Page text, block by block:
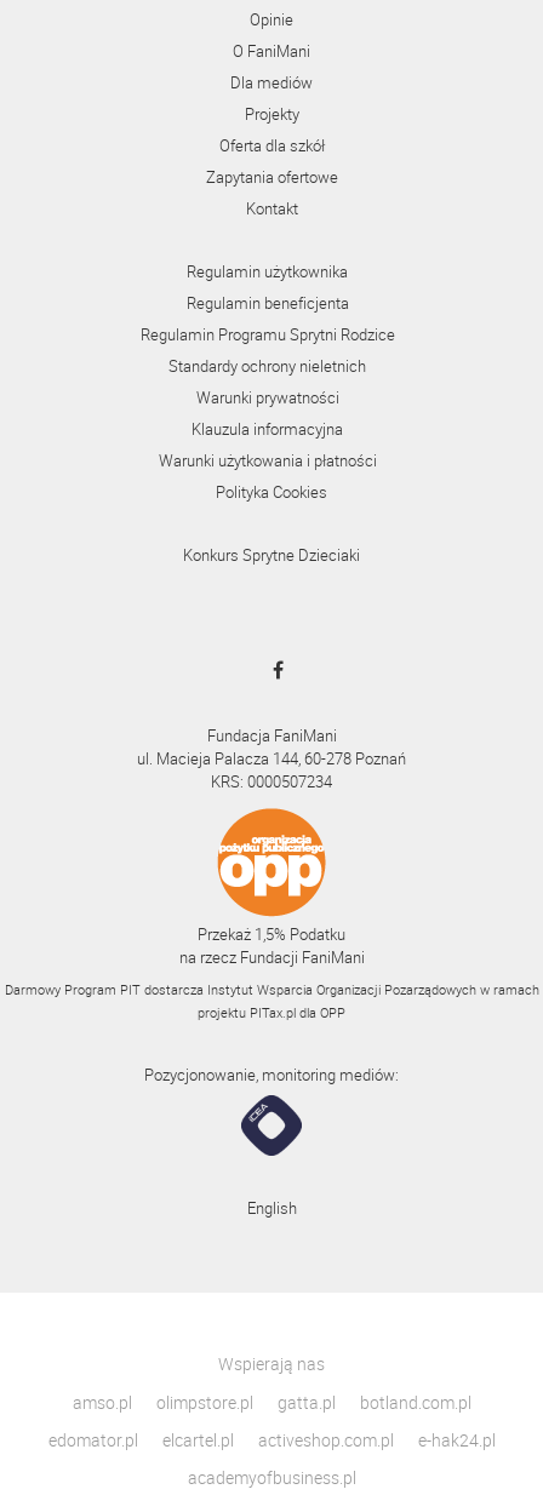
Opinie
O FaniMani
Dla mediów
Projekty
Oferta dla szkół
Zapytania ofertowe
Kontakt
Regulamin użytkownika
Regulamin beneficjenta
Regulamin Programu Sprytni Rodzice
Standardy ochrony nieletnich
Warunki prywatności
Klauzula informacyjna
Warunki użytkowania i płatności
Polityka Cookies
Konkurs Sprytne Dzieciaki
Fundacja FaniMani
ul. Macieja Palacza 144, 60-278 Poznań
KRS: 0000507234
Przekaż 1,5% Podatku
na rzecz Fundacji FaniMani
Darmowy Program PIT dostarcza Instytut Wsparcia Organizacji Pozarządowych w ramach
projektu PITax.pl dla OPP
Pozycjonowanie, monitoring mediów:
English
Wspierają nas
amso.pl
olimpstore.pl gatta.pl
botland.com.pl
edomator.pl
elcartel.pl activeshop.com.pl
e-hak24.pl
academyofbusiness.pl